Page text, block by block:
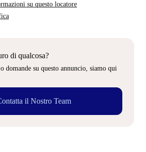
su questo locatore
di qualcosa?
domande su questo annuncio, siamo qui
il Nostro Team